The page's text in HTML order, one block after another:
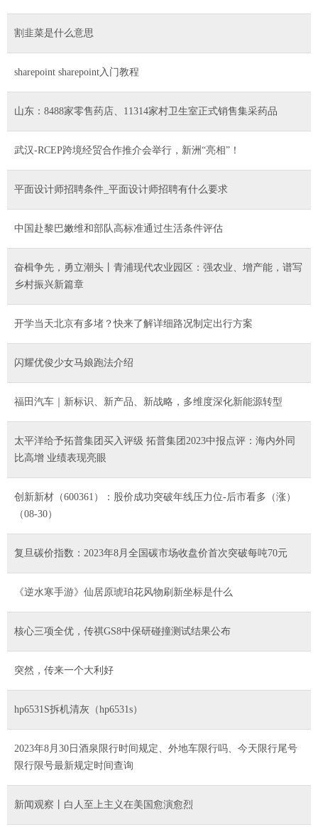
割韭菜是什么意思
sharepoint sharepoint入门教程
山东：8488家零售药店、11314家村卫生室正式销售集采药品
武汉-RCEP跨境经贸合作推介会举行，新洲“亮相”！
平面设计师招聘条件_平面设计师招聘有什么要求
中国赴黎巴嫩维和部队高标准通过生活条件评估
奋楫争先，勇立潮头丨青浦现代农业园区：强农业、增产能，谱写
乡村振兴新篇章
开学当天北京有多堵？快来了解详细路况制定出行方案
闪耀优俊少女马娘跑法介绍
福田汽车｜新标识、新产品、新战略，多维度深化新能源转型
太平洋给予拓普集团买入评级 拓普集团2023中报点评：海内外同
比高增 业绩表现亮眼
创新新材（600361）：股价成功突破年线压力位-后市看多（涨）
（08-30）
复旦碳价指数：2023年8月全国碳市场收盘价首次突破每吨70元
《逆水寒手游》仙居原琥珀花风物刷新坐标是什么
核心三项全优，传祺GS8中保研碰撞测试结果公布
突然，传来一个大利好
hp6531S拆机清灰（hp6531s）
2023年8月30日酒泉限行时间规定、外地车限行吗、今天限行尾号
限行限号最新规定时间查询
新闻观察丨白人至上主义在美国愈演愈烈